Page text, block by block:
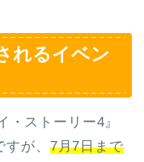
れるイベン
ストーリー4』
が、 7月7日まで